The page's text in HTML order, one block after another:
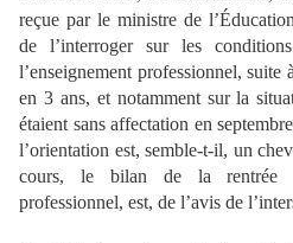
reçue par le ministre de
de l’interroger sur les
l’enseignement professionnel,
en 3 ans, et notamment sur la
étaient sans affectation en
l’orientation est, semble-t-il, un
cours, le bilan de la rentrée
professionnel, est, de l’avis de